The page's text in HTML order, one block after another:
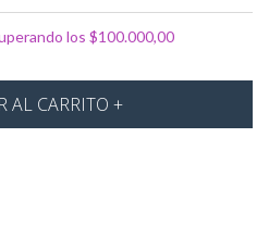
los $100.000,00